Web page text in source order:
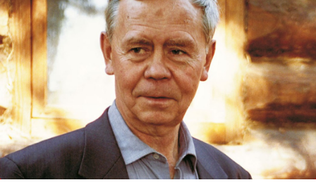
Сведения об
образовательной
организации
ENG CHI
Приемная